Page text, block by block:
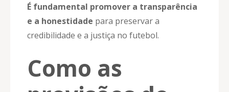
É fundamental promover a transparência
e a honestidade para preservar a
credibilidade e a justiça no futebol.
Como as